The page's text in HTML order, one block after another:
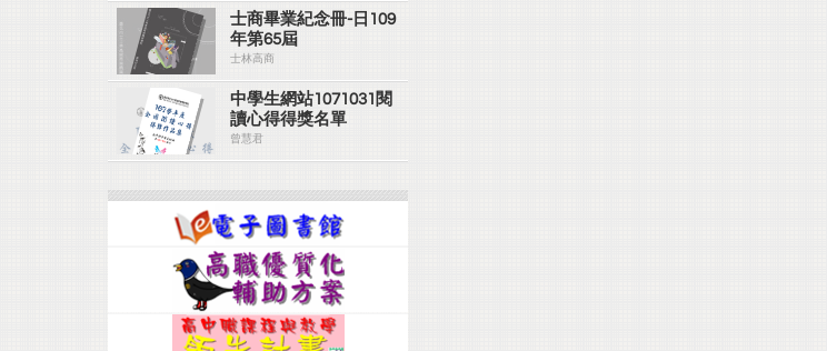
士商畢業紀念冊-日109
年第65屆
士林高商
中學生網站1071031閱
讀心得得獎名單
曾慧君